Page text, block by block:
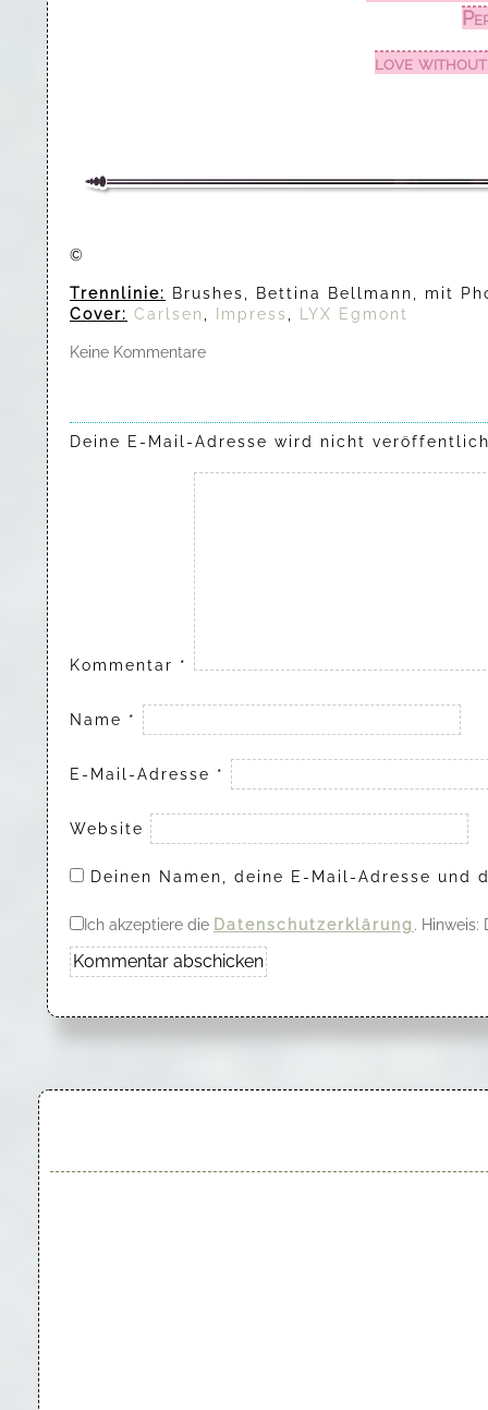
love
©
Trennlinie:
Brushes, Bettina Bellmann, mit
Cover: Carlsen Impress LYX Egmont
Keine Kommentare
Deine E-Mail-Adresse wird nicht
Kommentar *
Name *
E-Mail-Adresse *
Website
Deinen Namen, deine E-Mail-Adresse
Ich akzeptiere die Datenschutzerklärung .